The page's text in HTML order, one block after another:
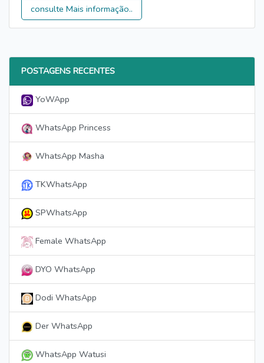
consulte Mais informação..
POSTAGENS RECENTES
YoWApp
WhatsApp Princess
WhatsApp Masha
TKWhatsApp
SPWhatsApp
Female WhatsApp
DYO WhatsApp
Dodi WhatsApp
Der WhatsApp
WhatsApp Watusi